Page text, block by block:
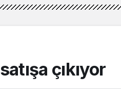
çıkıyor